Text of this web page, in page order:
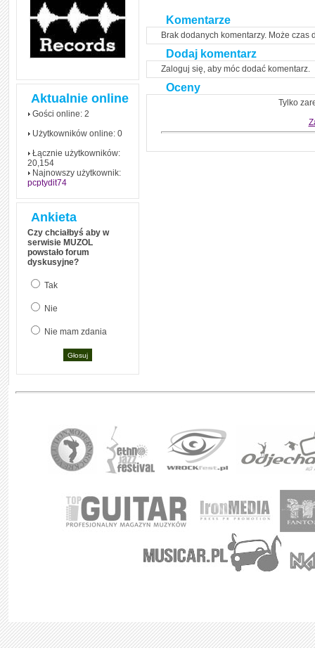
W końcu ktoś po ludzku i
zrozumiale wytłumaczył, na
czym polega mowa zależna
(reported speech) w języku
angielskim
Jak zacząć czytać
Aktualnie online
Gości online: 2
Użytkowników online: 0
Łącznie użytkowników:
20,154
Najnowszy użytkownik:
pcptydit74
Ankieta
Czy chciałbyś aby w
serwisie MUZOL
powstało forum
dyskusyjne?
Tak
Nie
Nie mam zdania
Komentarze
Brak dodanych komentarzy. Może czas
Dodaj komentarz
Zaloguj się, aby móc dodać komentarz.
Oceny
Tylko